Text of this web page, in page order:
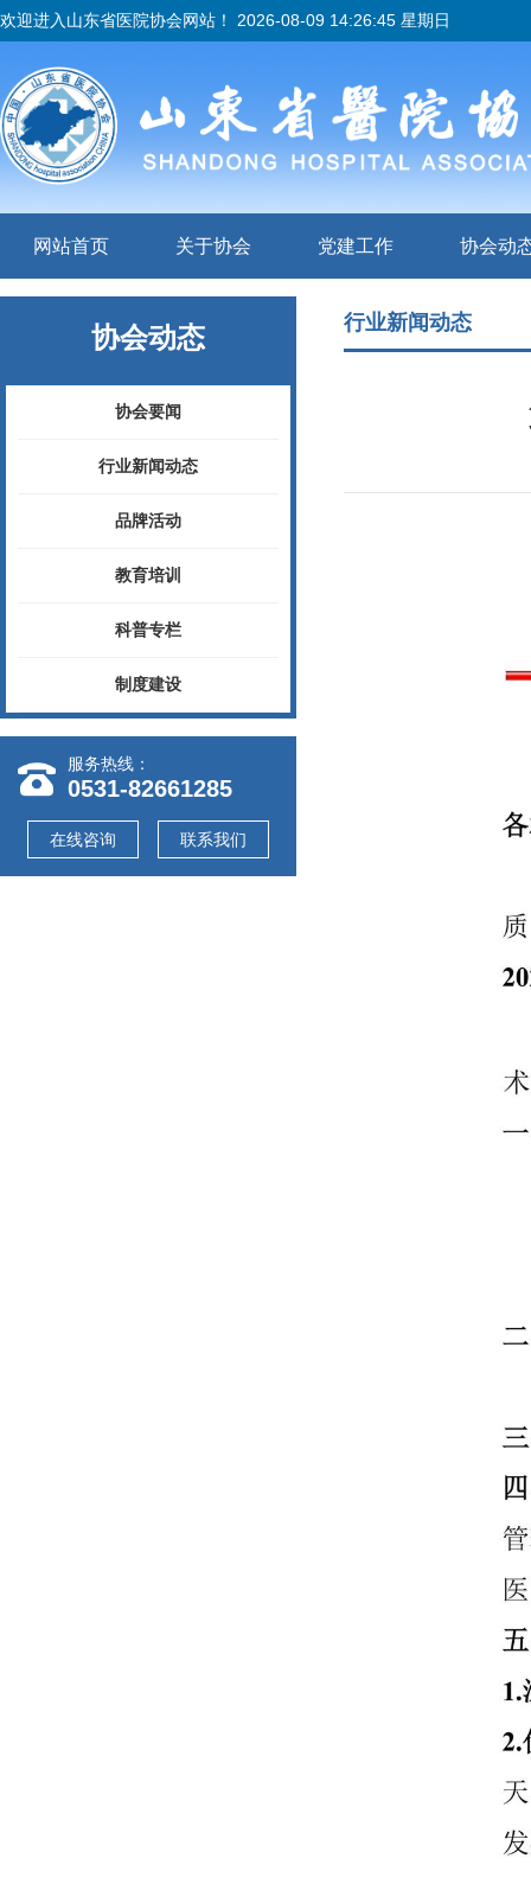
欢迎进入山东省医院协会网站！ 2026-08-09 14:26:45 星期日
网站首页 关于协会 党建工作 协会动
协会动态
协会要闻
行业新闻动态
品牌活动
教育培训
科普专栏
制度建设
服务热线：
0531-82661285
在线咨询 联系我们
行业新闻动态